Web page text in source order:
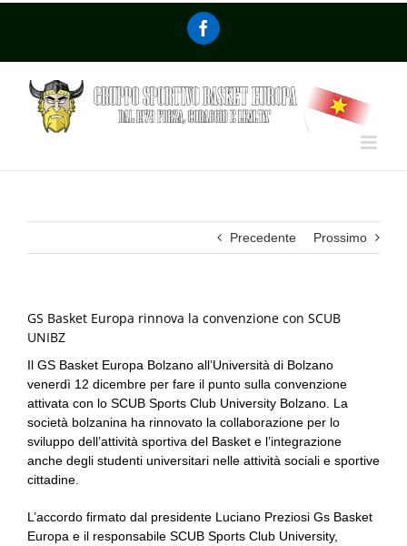
Precedente Prossimo
GS Basket Europa rinnova la convenzione con SCUB
UNIBZ
Il GS Basket Europa Bolzano all’Università di Bolzano
venerdì 12 dicembre per fare il punto sulla convenzione
attivata con lo SCUB Sports Club University Bolzano. La
società bolzanina ha rinnovato la collaborazione per lo
sviluppo dell’attività sportiva del Basket e l’integrazione
anche degli studenti universitari nelle attività sociali e sportive
cittadine.
L’accordo firmato dal presidente Luciano Preziosi Gs Basket
Europa e il responsabile SCUB Sports Club University,